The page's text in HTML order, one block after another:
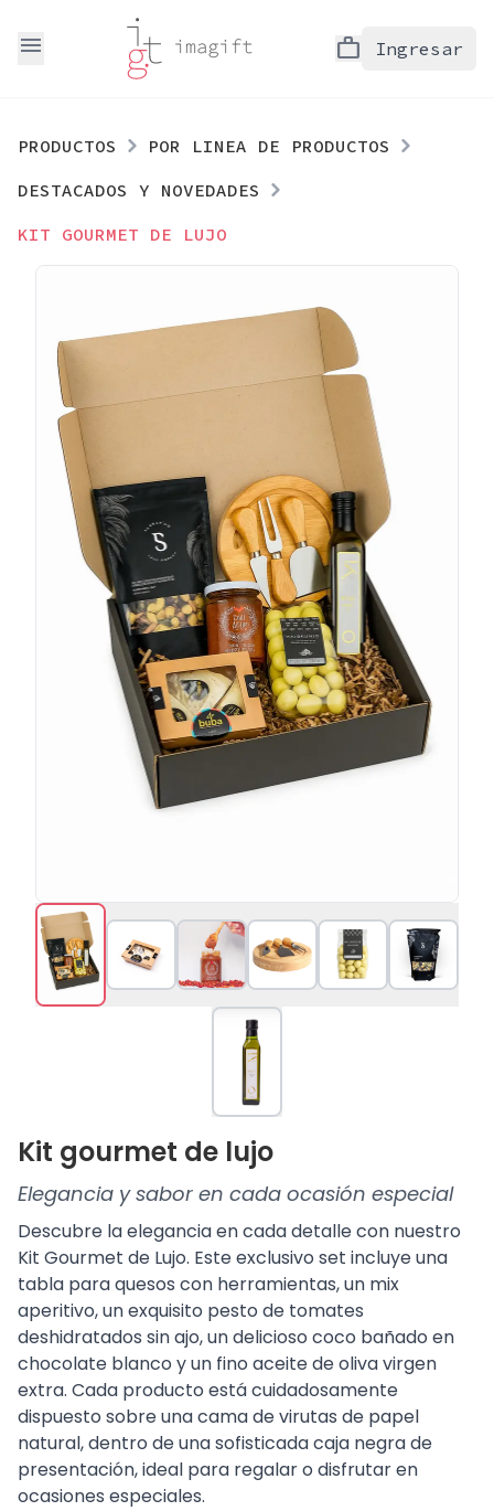
menu work Ingresar
PRODUCTOS
POR LINEA DE PRODUCTOS
DESTACADOS Y NOVEDADES
KIT GOURMET DE LUJO
Kit gourmet de lujo
Elegancia y sabor en cada ocasión especial
Descubre la elegancia en cada detalle con nuestro
Kit Gourmet de Lujo. Este exclusivo set incluye una
tabla para quesos con herramientas, un mix
aperitivo, un exquisito pesto de tomates
deshidratados sin ajo, un delicioso coco bañado en
chocolate blanco y un fino aceite de oliva virgen
extra. Cada producto está cuidadosamente
dispuesto sobre una cama de virutas de papel
natural, dentro de una sofisticada caja negra de
presentación, ideal para regalar o disfrutar en
ocasiones especiales.